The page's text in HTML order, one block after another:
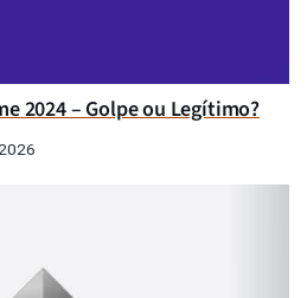
2024 – Golpe ou Legítimo?